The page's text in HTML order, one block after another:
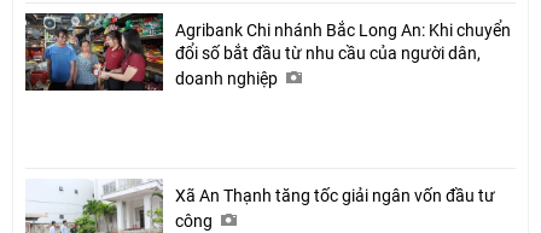
Agribank Chi nhánh Bắc Long An: Khi chuyển
đổi số bắt đầu từ nhu cầu của người dân,
doanh nghiệp
Xã An Thạnh tăng tốc giải ngân vốn đầu tư
công